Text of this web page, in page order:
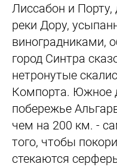
Лиссабон и
реки Дору,
виноградниками,
город Синтра
нетронутые
Компорта. Южное
побережье
чем на 200 км. -
того, чтобы
стекаются